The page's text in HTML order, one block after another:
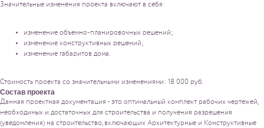
Значительные изменения проекта включают в себя:
изменение объемно-планировочных решений;
изменение конструктивных решений;
изменение габаритов дома.
Стоимоcть проекта со значительными изменениями: 18 000 руб.
Состав проекта
Данная проектная документация - это оптимальный комплект рабочих чертежей,
необходимых и достаточных для строительства и получения разрешения
(уведомления) на строительство, включающих Архитектурные и Конструктивные